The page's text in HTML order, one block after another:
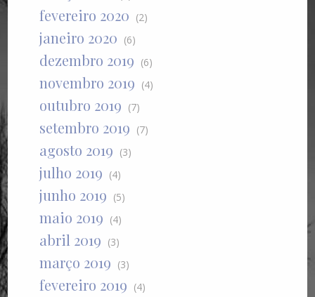
fevereiro 2020 (2)
janeiro 2020 (6)
dezembro 2019 (6)
novembro 2019 (4)
outubro 2019 (7)
setembro 2019 (7)
agosto 2019 (3)
julho 2019 (4)
junho 2019 (5)
maio 2019 (4)
abril 2019 (3)
março 2019 (3)
fevereiro 2019 (4)